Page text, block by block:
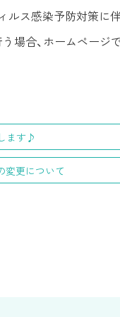
ス感染予防対策に
場合、ホームページ
ます♪
変更について